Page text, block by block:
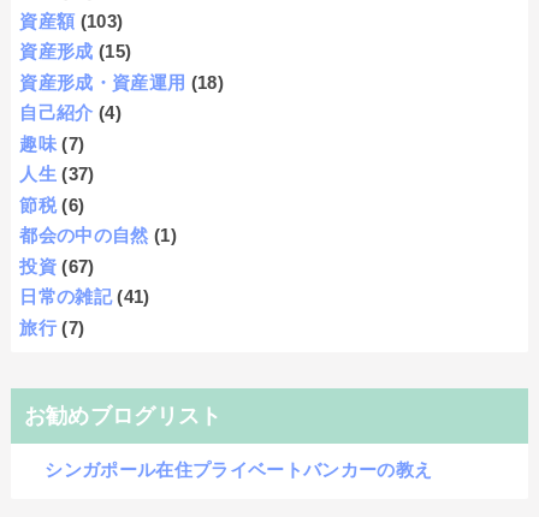
資産額 (103)
資産形成 (15)
資産形成・資産運用 (18)
自己紹介 (4)
趣味 (7)
人生 (37)
節税 (6)
都会の中の自然 (1)
投資 (67)
日常の雑記 (41)
旅行 (7)
お勧めブログリスト
シンガポール在住プライベートバンカーの教え